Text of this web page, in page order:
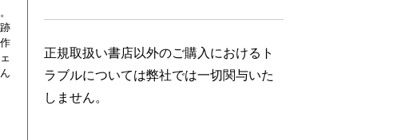
正規取扱い書店以外のご購入におけるト
ラブルについては弊社では一切関与いた
しません。